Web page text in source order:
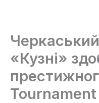
«Кузні»
Tournament